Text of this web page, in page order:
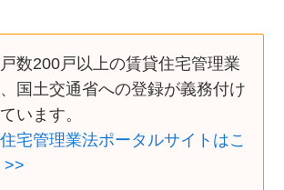
数200戸以上の賃貸住宅管理業
国土交通省への登録が義務付け
います。
宅管理業法ポータルサイトはこ
>>